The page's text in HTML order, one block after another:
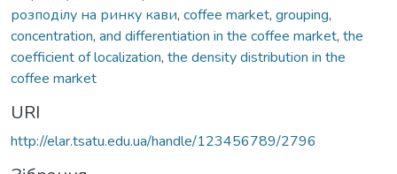
розподілу на ринку кави, coffee market, grouping,
concentration, and differentiation in the coffee market, the
coefficient of localization, the density distribution in the
coffee market
URI
http://elar.tsatu.edu.ua/handle/123456789/2796